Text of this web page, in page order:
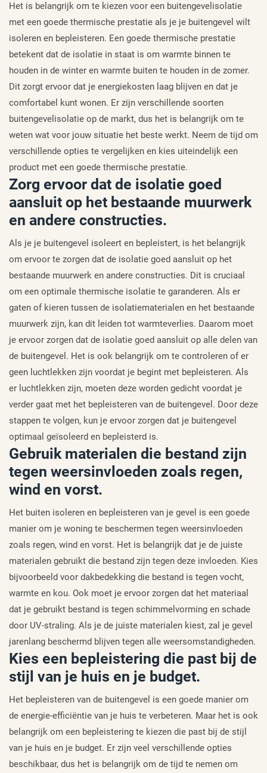
Het is belangrijk om te kiezen voor een buitengevelisolatie
met een goede thermische prestatie als je je buitengevel wilt
isoleren en bepleisteren. Een goede thermische prestatie
betekent dat de isolatie in staat is om warmte binnen te
houden in de winter en warmte buiten te houden in de zomer.
Dit zorgt ervoor dat je energiekosten laag blijven en dat je
comfortabel kunt wonen. Er zijn verschillende soorten
buitengevelisolatie op de markt, dus het is belangrijk om te
weten wat voor jouw situatie het beste werkt. Neem de tijd om
verschillende opties te vergelijken en kies uiteindelijk een
product met een goede thermische prestatie.
Zorg ervoor dat de isolatie goed
aansluit op het bestaande muurwerk
en andere constructies.
Als je je buitengevel isoleert en bepleistert, is het belangrijk
om ervoor te zorgen dat de isolatie goed aansluit op het
bestaande muurwerk en andere constructies. Dit is cruciaal
om een optimale thermische isolatie te garanderen. Als er
gaten of kieren tussen de isolatiematerialen en het bestaande
muurwerk zijn, kan dit leiden tot warmteverlies. Daarom moet
je ervoor zorgen dat de isolatie goed aansluit op alle delen van
de buitengevel. Het is ook belangrijk om te controleren of er
geen luchtlekken zijn voordat je begint met bepleisteren. Als
er luchtlekken zijn, moeten deze worden gedicht voordat je
verder gaat met het bepleisteren van de buitengevel. Door deze
stappen te volgen, kun je ervoor zorgen dat je buitengevel
optimaal geïsoleerd en bepleisterd is.
Gebruik materialen die bestand zijn
tegen weersinvloeden zoals regen,
wind en vorst.
Het buiten isoleren en bepleisteren van je gevel is een goede
manier om je woning te beschermen tegen weersinvloeden
zoals regen, wind en vorst. Het is belangrijk dat je de juiste
materialen gebruikt die bestand zijn tegen deze invloeden. Kies
bijvoorbeeld voor dakbedekking die bestand is tegen vocht,
warmte en kou. Ook moet je ervoor zorgen dat het materiaal
dat je gebruikt bestand is tegen schimmelvorming en schade
door UV-straling. Als je de juiste materialen kiest, zal je gevel
jarenlang beschermd blijven tegen alle weersomstandigheden.
Kies een bepleistering die past bij de
stijl van je huis en je budget.
Het bepleisteren van de buitengevel is een goede manier om
de energie-efficiëntie van je huis te verbeteren. Maar het is ook
belangrijk om een bepleistering te kiezen die past bij de stijl
van je huis en je budget. Er zijn veel verschillende opties
beschikbaar, dus het is belangrijk om de tijd te nemen om